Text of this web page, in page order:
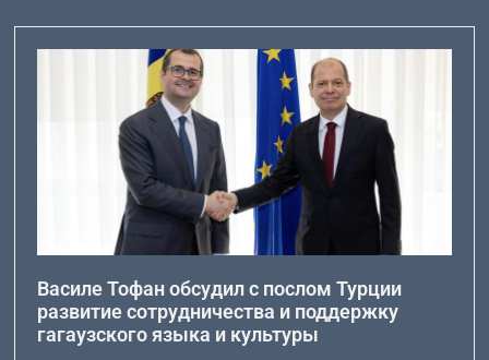
Василе Тофан обсудил с послом Турции
развитие сотрудничества и поддержку
гагаузского языка и культуры